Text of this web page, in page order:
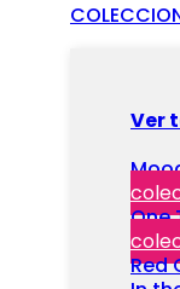
Ver
One
Red